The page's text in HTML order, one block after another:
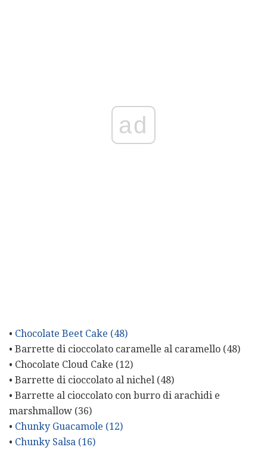
ad
• Chocolate Beet Cake (48)
• Barrette di cioccolato caramelle al caramello (48)
• Chocolate Cloud Cake (12)
• Barrette di cioccolato al nichel (48)
• Barrette al cioccolato con burro di arachidi e
marshmallow (36)
• Chunky Guacamole (12)
• Chunky Salsa (16)